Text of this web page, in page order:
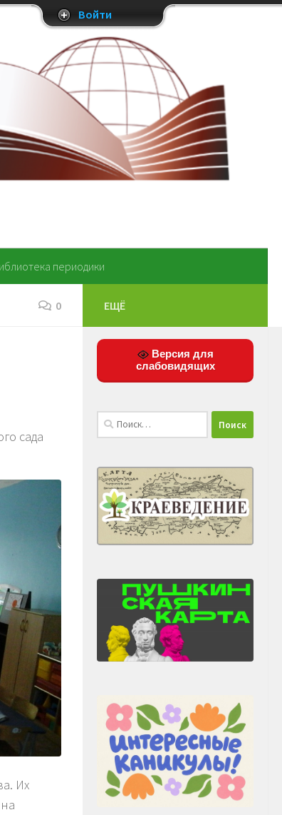
периодики
0
сада
Их
ЕЩЁ
Версия для
слабовидящих
Найти:
Войти